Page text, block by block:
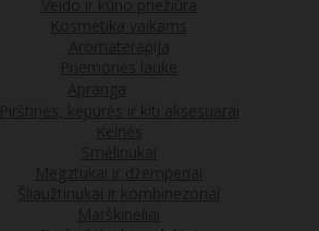
Veido ir kūno priežiūra
Kosmetika vaikams
Aromaterapija
Priemonės lauke
Apranga
Pirštinės, kepurės ir kiti aksesuarai
Kelnės
Smėlinukai
Megztukai ir džemperiai
Šliaužtinukai ir kombinezonai
Marškinėliai